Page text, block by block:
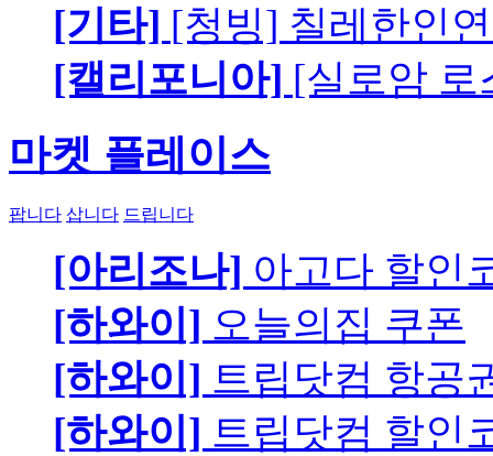
[기타] [청빙] 칠레한인
[캘리포니아] [실로암 로
마켓 플레이스
팝니다 삽니다 드립니다
[아리조나] 아고다 할인
[하와이] 오늘의집 쿠폰
[하와이] 트립닷컴 항공
[하와이] 트립닷컴 할인